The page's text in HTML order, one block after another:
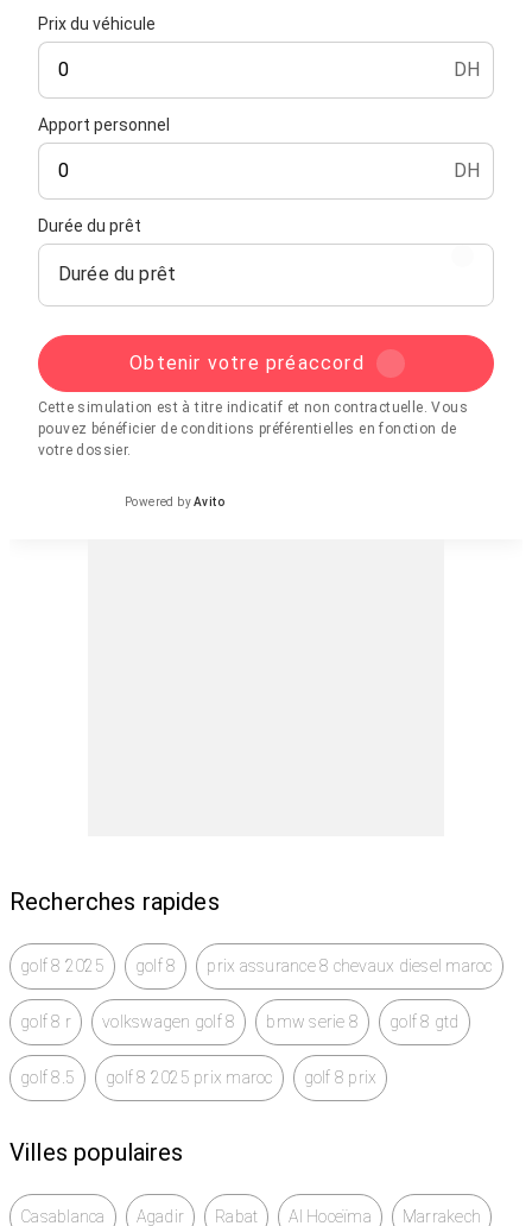
Prix du véhicule
DH
Apport personnel
DH
Durée du prêt
Durée du prêt
Obtenir votre préaccord
Cette simulation est à titre indicatif et non contractuelle. Vous
pouvez bénéficier de conditions préférentielles en fonction de
votre dossier.
Powered byAvito
Recherches rapides
golf 8 2025 golf 8 prix assurance 8 chevaux diesel maroc
golf 8 r volkswagen golf 8 bmw serie 8 golf 8 gtd
golf 8.5 golf 8 2025 prix maroc golf 8 prix
Villes populaires
Casablanca Agadir Rabat Al Hoceïma Marrakech